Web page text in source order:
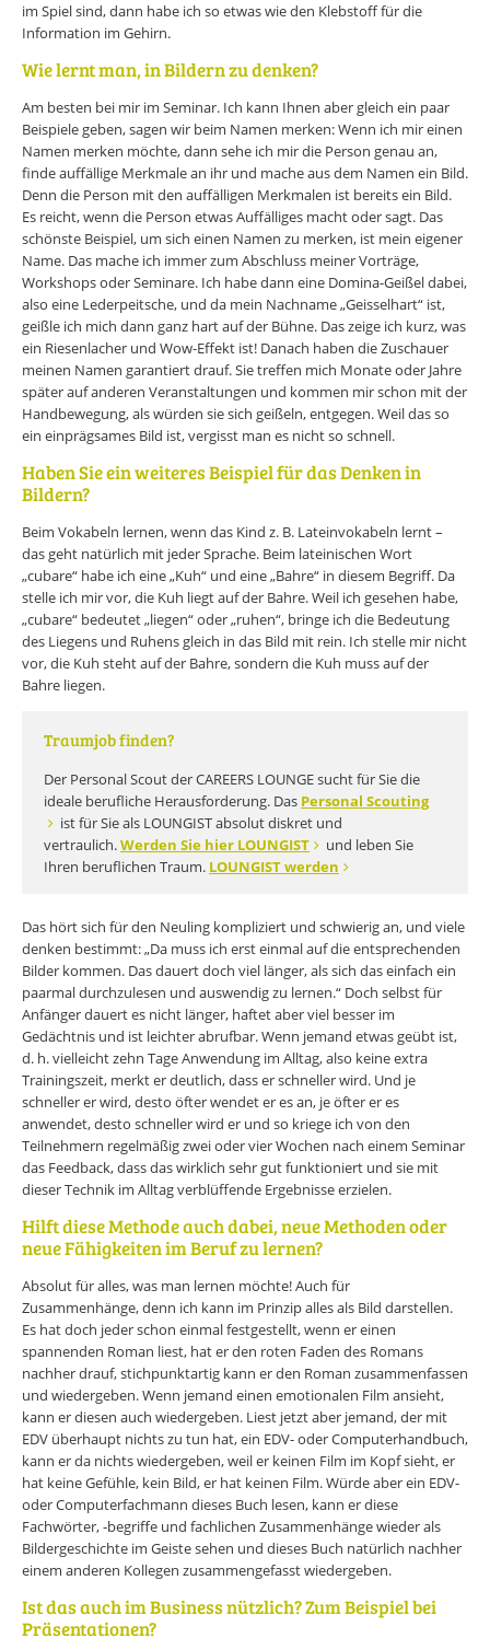
im Spiel sind, dann habe ich so etwas wie den Klebstoff für die
Information im Gehirn.
Wie lernt man, in Bildern zu denken?
Am besten bei mir im Seminar. Ich kann Ihnen aber gleich ein paar
Beispiele geben, sagen wir beim Namen merken: Wenn ich mir einen
Namen merken möchte, dann sehe ich mir die Person genau an,
finde auffällige Merkmale an ihr und mache aus dem Namen ein Bild.
Denn die Person mit den auffälligen Merkmalen ist bereits ein Bild.
Es reicht, wenn die Person etwas Auffälliges macht oder sagt. Das
schönste Beispiel, um sich einen Namen zu merken, ist mein eigener
Name. Das mache ich immer zum Abschluss meiner Vorträge,
Workshops oder Seminare. Ich habe dann eine Domina-Geißel dabei,
also eine Lederpeitsche, und da mein Nachname „Geisselhart“ ist,
geißle ich mich dann ganz hart auf der Bühne. Das zeige ich kurz, was
ein Riesenlacher und Wow-Effekt ist! Danach haben die Zuschauer
meinen Namen garantiert drauf. Sie treffen mich Monate oder Jahre
später auf anderen Veranstaltungen und kommen mir schon mit der
Handbewegung, als würden sie sich geißeln, entgegen. Weil das so
ein einprägsames Bild ist, vergisst man es nicht so schnell.
Haben Sie ein weiteres Beispiel für das Denken in
Bildern?
Beim Vokabeln lernen, wenn das Kind z. B. Lateinvokabeln lernt –
das geht natürlich mit jeder Sprache. Beim lateinischen Wort
„cubare“ habe ich eine „Kuh“ und eine „Bahre“ in diesem Begriff. Da
stelle ich mir vor, die Kuh liegt auf der Bahre. Weil ich gesehen habe,
„cubare“ bedeutet „liegen“ oder „ruhen“, bringe ich die Bedeutung
des Liegens und Ruhens gleich in das Bild mit rein. Ich stelle mir nicht
vor, die Kuh steht auf der Bahre, sondern die Kuh muss auf der
Bahre liegen.
Traumjob finden?
Der Personal Scout der CAREERS LOUNGE sucht für Sie die
ideale berufliche Herausforderung. Das Personal Scouting
ist für Sie als LOUNGIST absolut diskret und
vertraulich.Werden Sie hier LOUNGIST
und leben Sie
Ihren beruflichen Traum. LOUNGIST werden
Das hört sich für den Neuling kompliziert und schwierig an, und viele
denken bestimmt: „Da muss ich erst einmal auf die entsprechenden
Bilder kommen. Das dauert doch viel länger, als sich das einfach ein
paarmal durchzulesen und auswendig zu lernen.“ Doch selbst für
Anfänger dauert es nicht länger, haftet aber viel besser im
Gedächtnis und ist leichter abrufbar. Wenn jemand etwas geübt ist,
d. h. vielleicht zehn Tage Anwendung im Alltag, also keine extra
Trainingszeit, merkt er deutlich, dass er schneller wird. Und je
schneller er wird, desto öfter wendet er es an, je öfter er es
anwendet, desto schneller wird er und so kriege ich von den
Teilnehmern regelmäßig zwei oder vier Wochen nach einem Seminar
das Feedback, dass das wirklich sehr gut funktioniert und sie mit
dieser Technik im Alltag verblüffende Ergebnisse erzielen.
Hilft diese Methode auch dabei, neue Methoden oder
neue Fähigkeiten im Beruf zu lernen?
Absolut für alles, was man lernen möchte! Auch für
Zusammenhänge, denn ich kann im Prinzip alles als Bild darstellen.
Es hat doch jeder schon einmal festgestellt, wenn er einen
spannenden Roman liest, hat er den roten Faden des Romans
nachher drauf, stichpunktartig kann er den Roman zusammenfassen
und wiedergeben. Wenn jemand einen emotionalen Film ansieht,
kann er diesen auch wiedergeben. Liest jetzt aber jemand, der mit
EDV überhaupt nichts zu tun hat, ein EDV- oder Computerhandbuch,
kann er da nichts wiedergeben, weil er keinen Film im Kopf sieht, er
hat keine Gefühle, kein Bild, er hat keinen Film. Würde aber ein EDV-
oder Computerfachmann dieses Buch lesen, kann er diese
Fachwörter, -begriffe und fachlichen Zusammenhänge wieder als
Bildergeschichte im Geiste sehen und dieses Buch natürlich nachher
einem anderen Kollegen zusammengefasst wiedergeben.
Ist das auch im Business nützlich? Zum Beispiel bei
Präsentationen?